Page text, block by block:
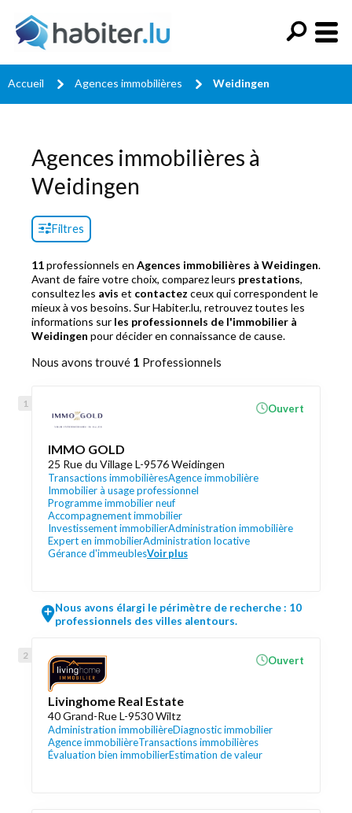
Accueil Agences immobilières Weidingen
Agences immobilières à
Weidingen
Filtres
11professionnels en Agences immobilières à Weidingen.
Avant de faire votre choix, comparez leurs prestations,
consultez les avis et contactez ceux qui correspondent le
mieux à vos besoins. Sur Habiter.lu, retrouvez toutes les
informations sur les professionnels de l'immobilier à
Weidingen pour décider en connaissance de cause.
Nous avons trouvé 1 Professionnels
IMMO GOLD
25 Rue du Village L-9576 Weidingen
Transactions immobilièresAgence immobilière
Immobilier à usage professionnel
Programme immobilier neuf
Accompagnement immobilier
Investissement immobilierAdministration immobilière
Expert en immobilierAdministration locative
Gérance d'immeublesVoir plus
Ouvert
Nous avons élargi le périmètre de recherche : 10
professionnels des villes alentours.
Livinghome Real Estate
40 Grand-Rue L-9530 Wiltz
Administration immobilièreDiagnostic immobilier
Agence immobilièreTransactions immobilières
Évaluation bien immobilierEstimation de valeur
Ouvert